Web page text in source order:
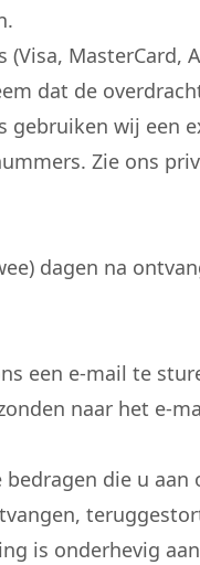
MasterCard,
dat de
wij een
Zie ons
dagen na
een e-mail te
naar het e-
die u aan
is onderhevig